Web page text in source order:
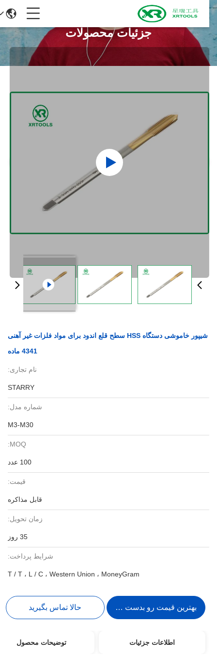
جزئیات محصولات
شیپور خاموشی دستگاه HSS سطح قلع اندود برای مواد فلزات غیر آهنی
4341 ماده
نام تجاری:
STARRY
شماره مدل:
M3-M30
MOQ:
100 عدد
قیمت:
قابل مذاکره
زمان تحویل:
35 روز
شرایط پرداخت:
T / T ، L / C ، Western Union ، MoneyGram
بهترین قیمت رو بدست بیار حالا تماس بگیرید
اطلاعات جزئیات توضیحات محصول